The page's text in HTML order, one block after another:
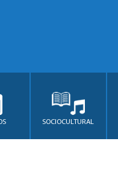
SOCIOCULTURAL